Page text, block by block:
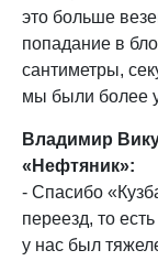
это больше
попадание в
сантиметры,
мы были более
Владимир
«Нефтяник»:
- Спасибо
переезд, то
у нас был